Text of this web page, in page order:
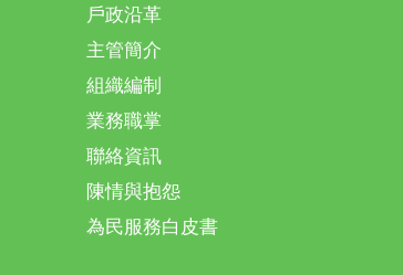
戶政沿革
主管簡介
組織編制
業務職掌
聯絡資訊
陳情與抱怨
為民服務白皮書